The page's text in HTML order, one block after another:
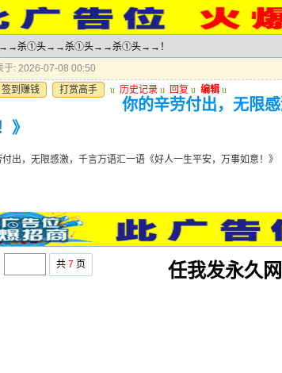
→→杀①头→→杀①头→→杀①头→→！
于: 2026-07-08 00:50
签到赚钱
打赏高手 u 历史记录 u 回复 u 编辑 u
你的辛劳付出，无限
》
出，无限感激，千言万语汇一语《好人一生平安，万事如意！》
共 7 页 任我发永久